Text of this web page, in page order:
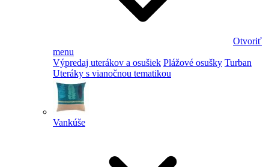
Otvoriť
menu
Výpredaj uterákov a osušiek Plážové osušky Turban
Uteráky s vianočnou tematikou
Vankúše